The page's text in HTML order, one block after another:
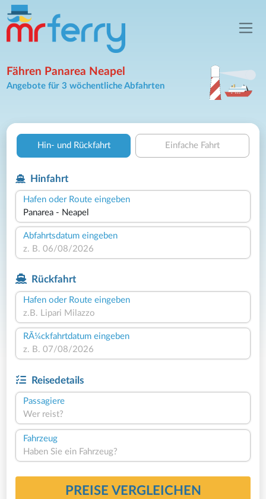
Fähren Panarea Neapel
Angebote für 3 wöchentliche Abfahrten
Hin- und Rückfahrt Einfache Fahrt
Hinfahrt
Hafen oder Route eingeben
Abfahrtsdatum eingeben
Rückfahrt
Hafen oder Route eingeben
RÃ¼ckfahrtdatum eingeben
Reisedetails
Passagiere
Wer reist?
Fahrzeug
Haben Sie ein Fahrzeug?
PREISE VERGLEICHEN